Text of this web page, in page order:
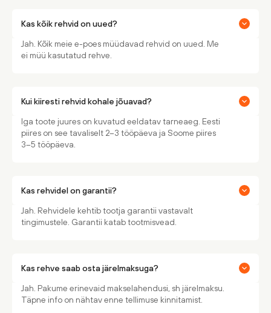
Kas kõik rehvid on uued?
Jah. Kõik meie e-poes müüdavad rehvid on uued. Me
ei müü kasutatud rehve.
Kui kiiresti rehvid kohale jõuavad?
Iga toote juures on kuvatud eeldatav tarneaeg. Eesti
piires on see tavaliselt 2–3 tööpäeva ja Soome piires
3–5 tööpäeva.
Kas rehvidel on garantii?
Jah. Rehvidele kehtib tootja garantii vastavalt
tingimustele. Garantii katab tootmisvead.
Kas rehve saab osta järelmaksuga?
Jah. Pakume erinevaid makselahendusi, sh järelmaksu.
Täpne info on nähtav enne tellimuse kinnitamist.